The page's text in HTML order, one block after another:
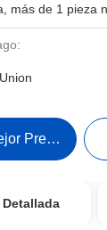
más de 1 pieza
Precio